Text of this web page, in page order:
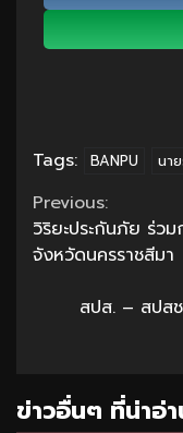
Tags: BANPU นา
Continue
Reading
Previous:
วิริยะประกันภัย ร่ว
จังหวัดนครราชสีมา
สปส. – สปส
ข่าวอื่นๆ ที่น่าอ่